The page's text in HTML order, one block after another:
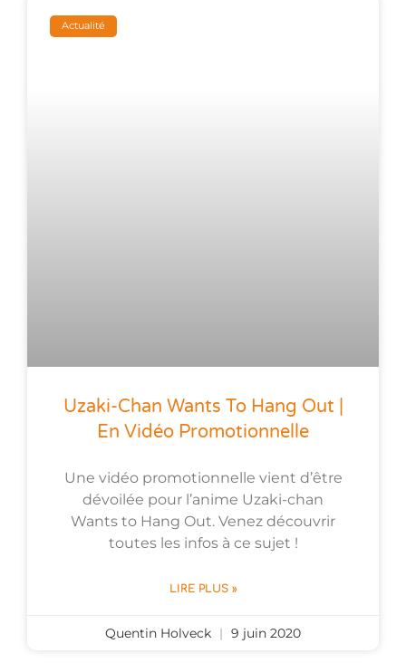
Actualité
Uzaki-Chan Wants To Hang Out |
En Vidéo Promotionnelle
Une vidéo promotionnelle vient d’être
dévoilée pour l’anime Uzaki-chan
Wants to Hang Out. Venez découvrir
toutes les infos à ce sujet !
LIRE PLUS »
Quentin Holveck 9 juin 2020